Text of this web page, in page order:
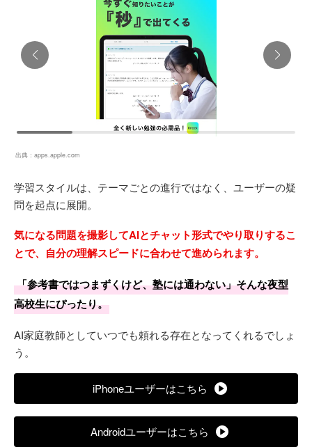
出典： apps.apple.com
学習スタイルは、テーマごとの進行ではなく、ユーザーの疑
問を起点に展開。
気になる問題を撮影してAIとチャット形式でやり取りするこ
とで、自分の理解スピードに合わせて進められます。
「参考書ではつまずくけど、塾には通わない」そんな夜型
高校生にぴったり。
AI家庭教師としていつでも頼れる存在となってくれるでしょ
う。
iPhoneユーザーはこちら
Androidユーザーはこちら